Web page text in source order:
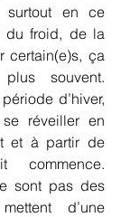
surtout en ce
du froid, de la
certain(e)s, ça
souvent.
d’hiver,
réveiller en
et à partir de
commence.
sont pas des
d’une